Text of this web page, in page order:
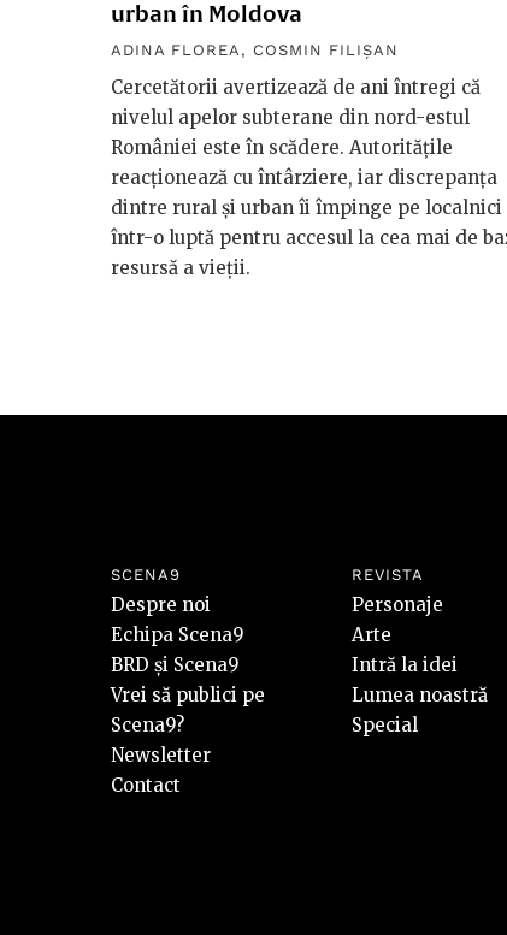
urban în Moldova
ADINA FLOREA , COSMIN FILIȘAN
Cercetătorii avertizează de ani întregi că
nivelul apelor subterane din nord-estul
României este în scădere. Autoritățile
reacționează cu întârziere, iar discrepanța
dintre rural și urban îi împinge pe localnici
într-o luptă pentru accesul la cea mai de
resursă a vieții.
SCENA9
Despre noi
Echipa Scena9
BRD și Scena9
Vrei să publici pe
Scena9?
Newsletter
Contact
REVISTA
Personaje
Arte
Intră la idei
Lumea noastră
Special